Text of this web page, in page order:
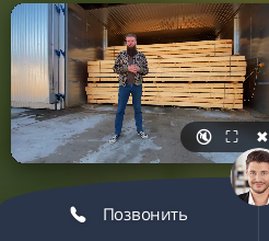
🔇 ⛶ ✖
Позвонить